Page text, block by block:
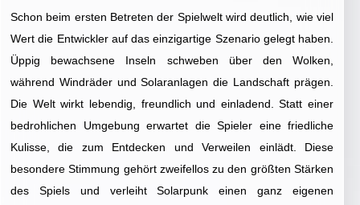
Schon beim ersten Betreten der Spielwelt wird deutlich, wie viel
Wert die Entwickler auf das einzigartige Szenario gelegt haben.
Üppig bewachsene Inseln schweben über den Wolken,
während Windräder und Solaranlagen die Landschaft prägen.
Die Welt wirkt lebendig, freundlich und einladend. Statt einer
bedrohlichen Umgebung erwartet die Spieler eine friedliche
Kulisse, die zum Entdecken und Verweilen einlädt. Diese
besondere Stimmung gehört zweifellos zu den größten Stärken
des Spiels und verleiht Solarpunk einen ganz eigenen